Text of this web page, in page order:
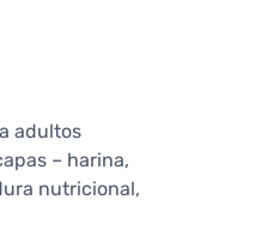
adultos
– harina,
nutricional,